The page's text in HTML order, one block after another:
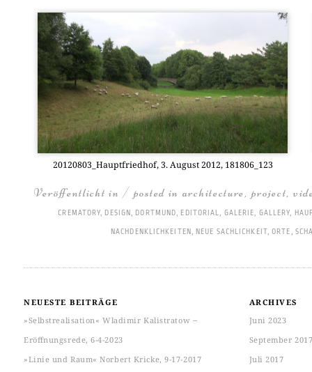
20120803_Hauptfriedhof, 3. August 2012, 181806_123
Veröffentlicht in / posted in architecture, project,
CREMATORY, DESIGN, DORTMUND, EDITORIAL, GALERIE, GALLERY,
NACHDENKLICHKEITEN, NEUE SACHLICHKEIT,ORTE,
NEUESTE BEITRÄGE
»Selbstrealisation« Wladimir Kalistratow ‒
Eröffnungsrede, 6-4-2023
»Linie und Raum« Norbert Kricke, 9-17-2017
ARCHIVES
Juni 2023
September
Juli 2017